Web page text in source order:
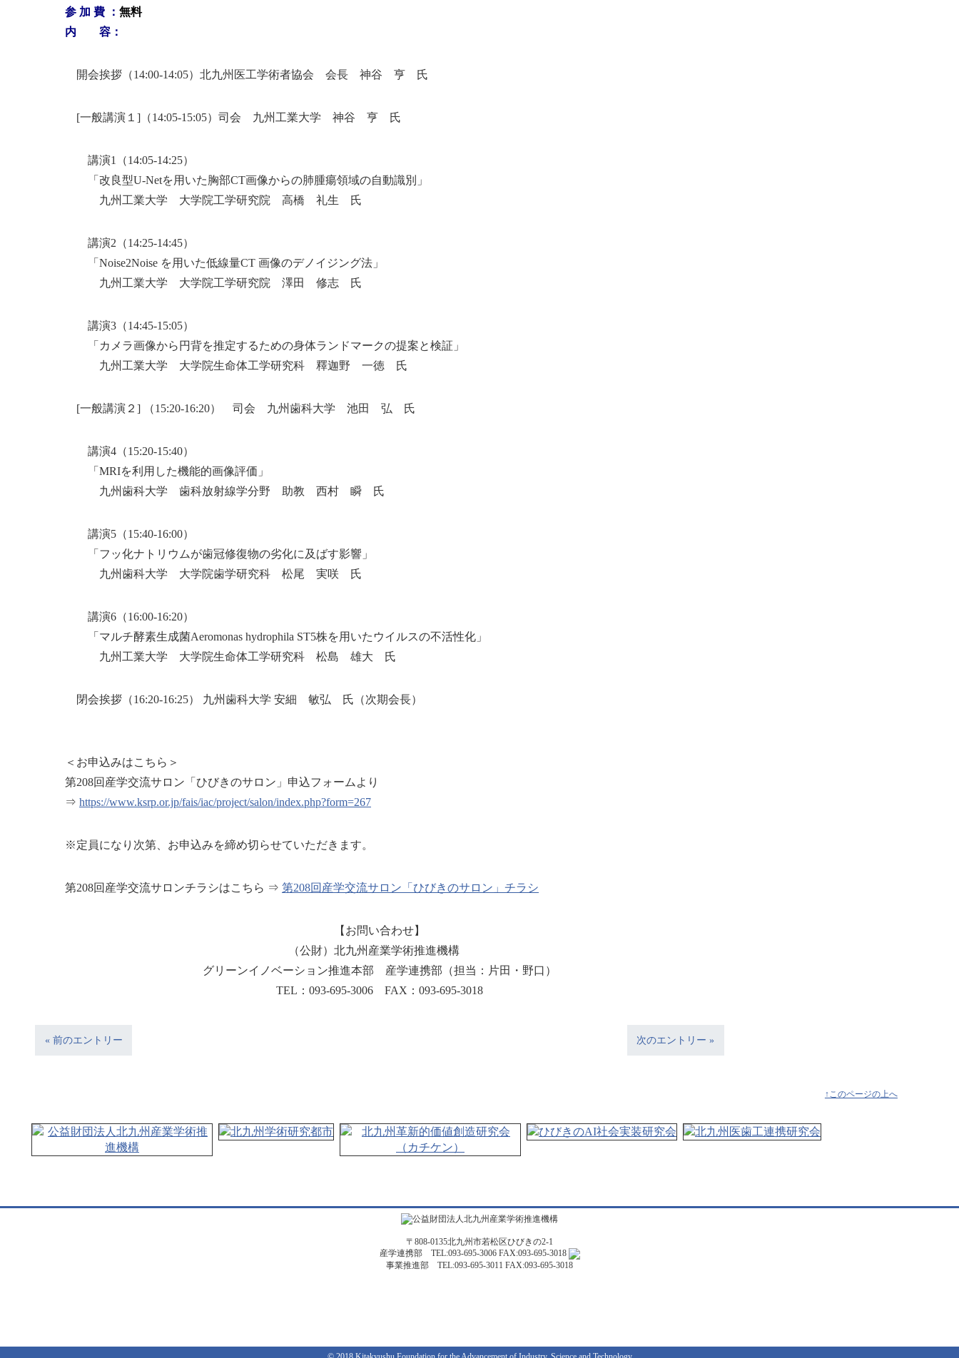
参 加 費 ： 無料
内 容：
開会挨拶（14:00-14:05）北九州医工学術者協会 会長 神谷 亨 氏
[一般講演１]（14:05-15:05）司会 九州工業大学 神谷 亨 氏
講演1（14:05-14:25）
「改良型U-Netを用いた胸部CT画像からの肺腫瘍領域の自動識別」
九州工業大学 大学院工学研究院 高橋 礼生 氏
講演2（14:25-14:45）
「Noise2Noise を用いた低線量CT 画像のデノイジング法」
九州工業大学 大学院工学研究院 澤田 修志 氏
講演3（14:45-15:05）
「カメラ画像から円背を推定するための身体ランドマークの提案と検証」
九州工業大学 大学院生命体工学研究科 釋迦野 一徳 氏
[一般講演２] （15:20-16:20） 司会 九州歯科大学 池田 弘 氏
講演4（15:20-15:40）
「MRIを利用した機能的画像評価」
九州歯科大学 歯科放射線学分野 助教 西村 瞬 氏
講演5（15:40-16:00）
「フッ化ナトリウムが歯冠修復物の劣化に及ばす影響」
九州歯科大学 大学院歯学研究科 松尾 実咲 氏
講演6（16:00-16:20）
「マルチ酵素生成菌Aeromonas hydrophila ST5株を用いたウイルスの不活性化」
九州工業大学 大学院生命体工学研究科 松島 雄大 氏
閉会挨拶（16:20-16:25） 九州歯科大学 安細 敏弘 氏（次期会長）
＜お申込みはこちら＞
第208回産学交流サロン「ひびきのサロン」申込フォームより
⇒ https://www.ksrp.or.jp/fais/iac/project/salon/index.php?form=267
※定員になり次第、お申込みを締め切らせていただきます。
第208回産学交流サロンチラシはこちら ⇒ 第208回産学交流サロン「ひびきのサロン」チラシ
【お問い合わせ】
（公財）北九州産業学術推進機構
グリーンイノベーション推進本部 産学連携部（担当：片田・野口）
TEL：093-695-3006 FAX：093-695-3018
« 前のエントリー 次のエントリー »
↑このページの上へ
〒808-0135北九州市若松区ひびきの2-1
産学連携部 TEL:093-695-3006 FAX:093-695-3018
事業推進部 TEL:093-695-3011 FAX:093-695-3018